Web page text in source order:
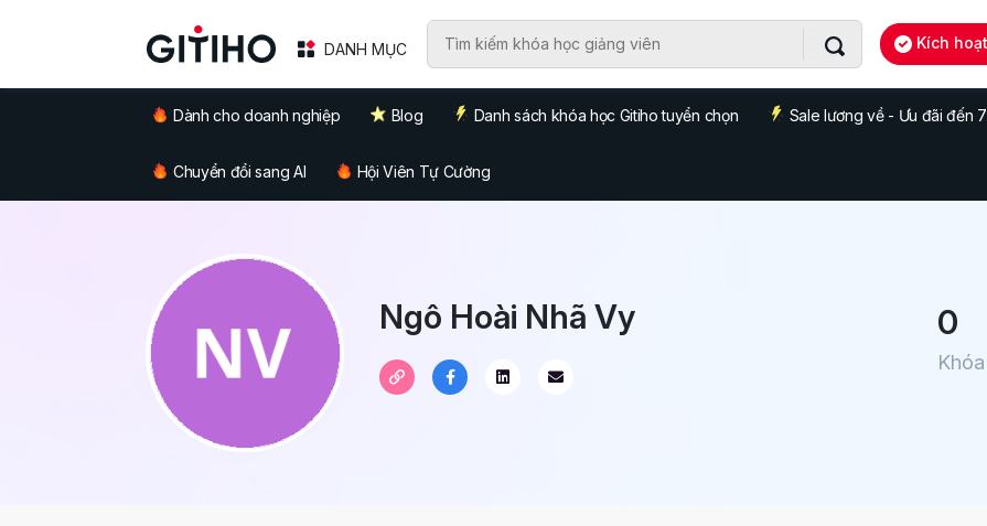
DANH MỤC Kích
Dành cho doanh nghiệp Blog Danh sách khóa học Gitiho tuyển chọn Sale lương về - Ưu đãi đến
Chuyển đổi sang AI Hội Viên Tự Cường
Ngô Hoài Nhã Vy 0